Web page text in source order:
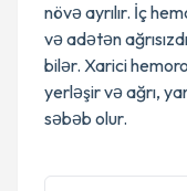
növə ayrılır. İç
və adətən
bilər. Xarici
yerləşir və ağrı,
səbəb olur.